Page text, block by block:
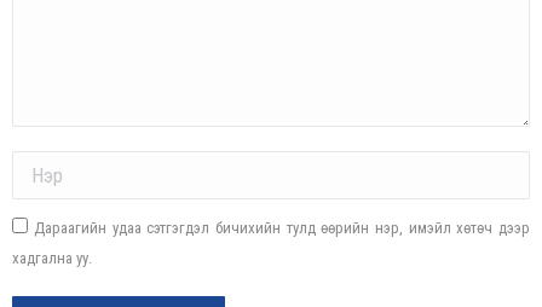
Дараагийн удаа сэтгэгдэл бичихийн тулд өөрийн нэр, имэйл хөтөч дээр
хадгална уу.